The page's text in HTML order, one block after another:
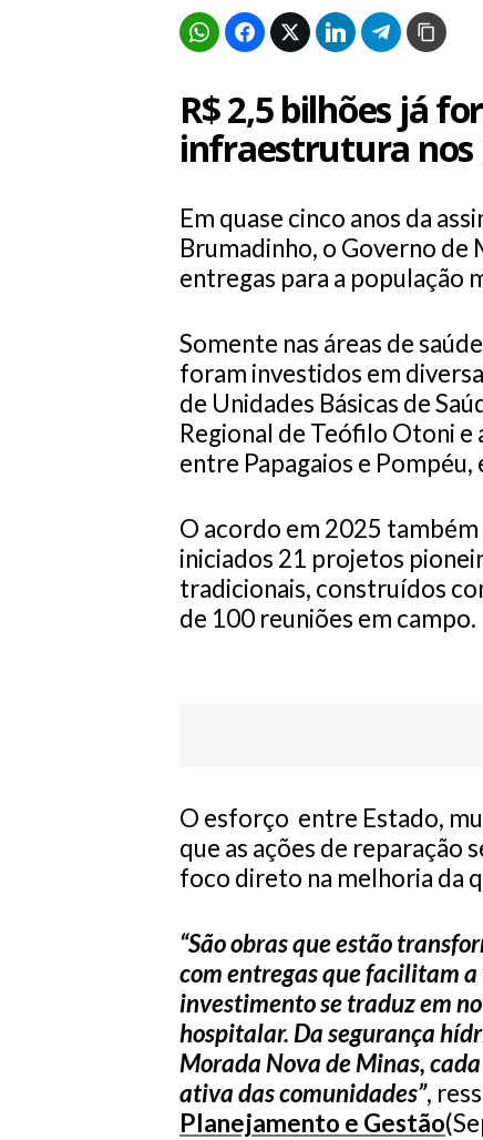
R$ 2,5 bilhões já
infraestrutura nos
Em quase cinco anos da
Brumadinho, o Governo de
entregas para a população
Somente nas áreas de
foram investidos em
de Unidades Básicas de
Regional de Teófilo Otoni
entre Papagaios e
O acordo em 2025
iniciados 21 projetos
tradicionais, construídos
de 100 reuniões em campo.
O esforço entre Estado,
que as ações de reparação
foco direto na melhoria da
“São obras que estão
com entregas que facilitam
investimento se traduz em
hospitalar. Da segurança
Morada Nova de Minas,
ativa das comunidades”,
Planejamento e Gestão